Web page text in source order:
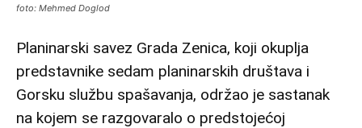
foto: Mehmed Doglod
Planinarski savez Grada Zenica, koji okuplja
predstavnike sedam planinarskih društava i
Gorsku službu spašavanja, održao je sastanak
na kojem se razgovaralo o predstojećoj